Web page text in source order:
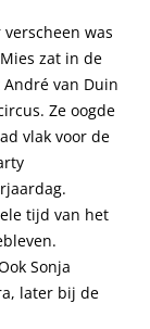
was
zat in de
van Duin
Ze oogde
vlak voor de
tijd van het
Sonja
later bij de